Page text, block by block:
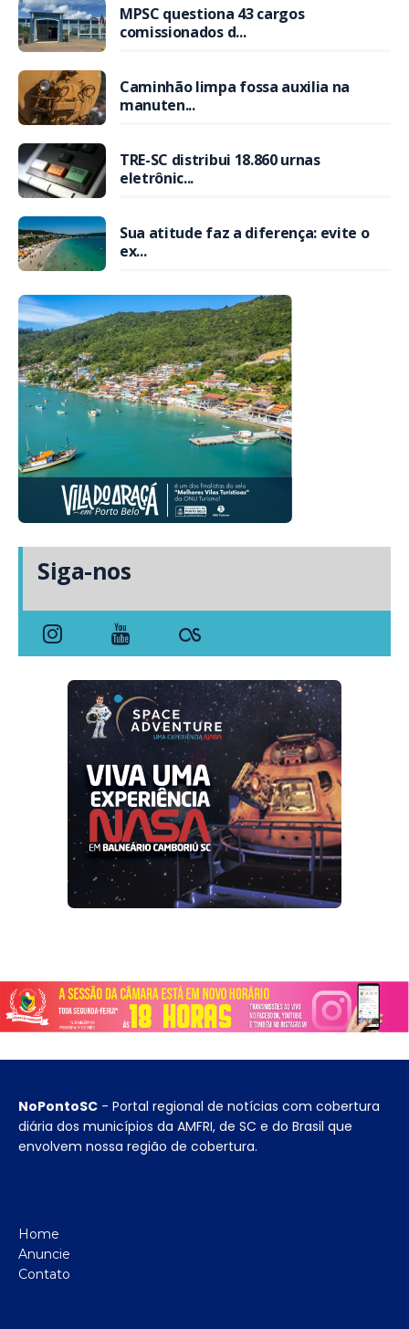
MPSC questiona 43 cargos
comissionados d...
Caminhão limpa fossa auxilia na
manuten...
TRE-SC distribui 18.860 urnas
eletrônic...
Sua atitude faz a diferença: evite o
ex...
Siga-nos
NoPontoSC - Portal regional de notícias com cobertura
diária dos municípios da AMFRI, de SC e do Brasil que
envolvem nossa região de cobertura.
Home
Anuncie
Contato